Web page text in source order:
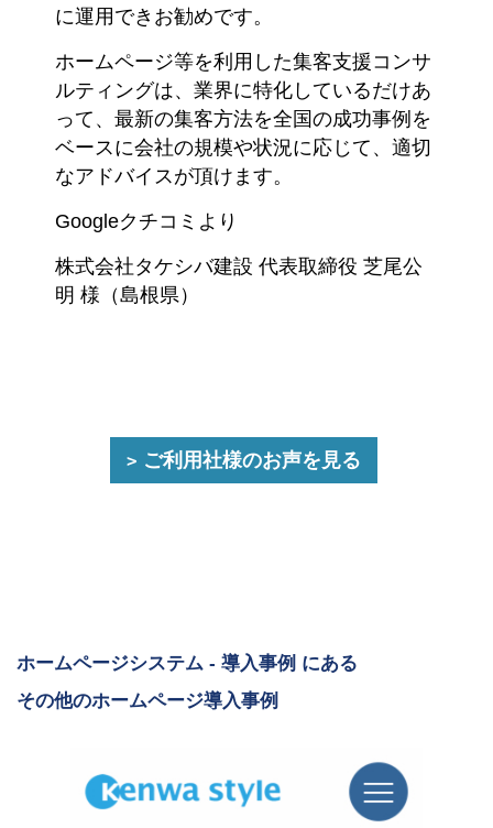
に運用できお勧めです。
ホームページ等を利用した集客支援コンサ
ルティングは、業界に特化しているだけあ
って、最新の集客方法を全国の成功事例を
ベースに会社の規模や状況に応じて、適切
なアドバイスが頂けます。
Googleクチコミより
株式会社タケシバ建設 代表取締役 芝尾公
明 様（島根県）
ご利用社様のお声を見る
ホームページシステム - 導入事例 にある
その他のホームページ導入事例